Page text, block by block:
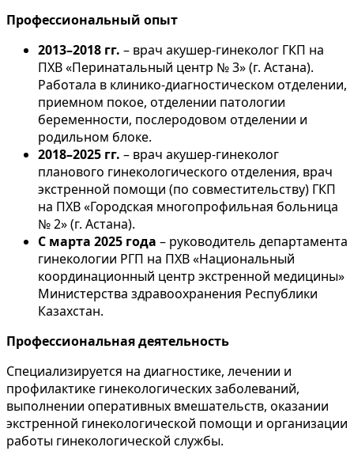
Профессиональный опыт
2013–2018 гг. – врач акушер-гинеколог ГКП на
ПХВ «Перинатальный центр № 3» (г. Астана).
Работала в клинико-диагностическом отделении,
приемном покое, отделении патологии
беременности, послеродовом отделении и
родильном блоке.
2018–2025 гг. – врач акушер-гинеколог
планового гинекологического отделения, врач
экстренной помощи (по совместительству) ГКП
на ПХВ «Городская многопрофильная больница
№ 2» (г. Астана).
С марта 2025 года – руководитель департамента
гинекологии РГП на ПХВ «Национальный
координационный центр экстренной медицины»
Министерства здравоохранения Республики
Казахстан.
Профессиональная деятельность
Специализируется на диагностике, лечении и
профилактике гинекологических заболеваний,
выполнении оперативных вмешательств, оказании
экстренной гинекологической помощи и организации
работы гинекологической службы.